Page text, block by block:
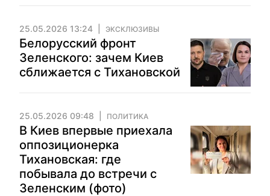
25.05.2026 13:24 ЭКСКЛЮЗИВЫ
Белорусский фронт
Зеленского: зачем Киев
сближается с Тихановской
25.05.2026 09:48 ПОЛИТИКА
В Киев впервые приехала
оппозиционерка
Тихановская: где
побывала до встречи с
Зеленским (фото)